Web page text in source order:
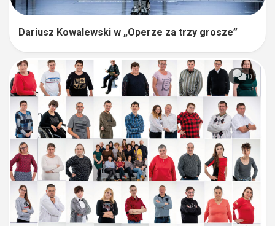
Dariusz Kowalewski w „Operze za trzy grosze”
0